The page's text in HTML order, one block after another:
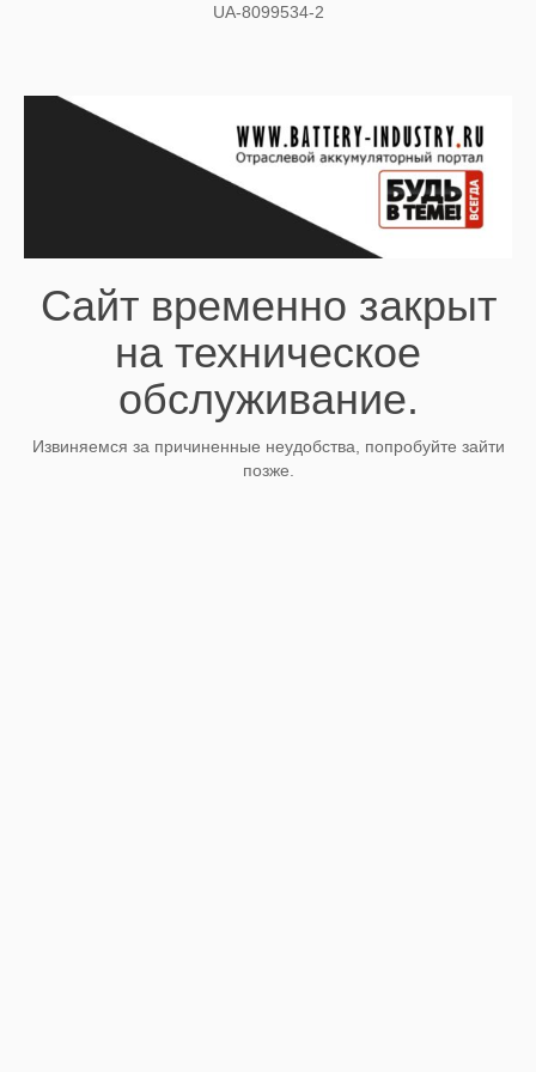
UA-8099534-2
Сайт временно закрыт
на техническое
обслуживание.
Извиняемся за причиненные неудобства, попробуйте зайти
позже.